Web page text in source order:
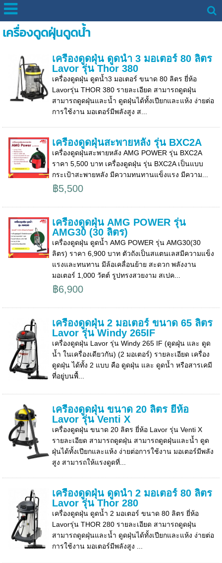
เครื่องดูดฝุ่นดูดน้ำ
เครื่องดูดฝุ่น ดูดน้ำ 3 มอเตอร์ 80 ลิตร
Lavor รุ่น Thor 380
เครื่องดูดฝุ่น ดูดน้ำ3 มอเตอร์ ขนาด 80 ลิตร ยี่ห้อ
Lavorรุ่น THOR 380 รายละเอียด สามารถดูดฝุ่น
สามารถดูดฝุ่นและน้ำ ดูดฝุ่นได้ทั้งเปียกและแห้ง ง่ายต่อ
การใช้งาน มอเตอร์มีพลังสูง ส...
เครื่องดูดฝุ่นสะพายหลัง รุ่น BXC2A
เครื่องดูดฝุ่นสะพายหลัง AMG POWER รุ่น BXC2A
ราคา 5,500 บาท เครื่องดูดฝุ่น รุ่น BXC2A เป็นแบบ
กระเป้าสะพายหลัง มีความทนทานแข็งแรง มีความ...
฿5,500
เครื่องดูดฝุ่น AMG POWER รุ่น
AMG30 (30 ลิตร)
เครื่องดูดฝุ่น ดูดน้ำ AMG POWER รุ่น AMG30(30
ลิตร) ราคา 6,900 บาท ตัวถังเป็นสแตนเลสมีความแข็ง
แรงและทนทาน มีล้อเคลื่อนย้าย สะดวก พลังงาน
มอเตอร์ 1,000 วัตต์ รูปทรงสวยงาม สเปค...
฿6,900
เครื่องดูดฝุ่น 2 มอเตอร์ ขนาด 65 ลิตร
Lavor รุ่น Windy 265IF
เครื่องดูดฝุ่น Lavor รุ่น Windy 265 IF (ดูดฝุุ่น และ ดูด
น้ำ ในเครื่องเดียวกัน) (2 มอเตอร์) รายละเอียด เครื่อง
ดูดฝุ่น ได้ทั้ง 2 แบบ คือ ดูดฝุ่น และ ดูดน้ำ หรือสารเคมี
ที่อยู่บนพื้...
เครื่องดูดฝุ่น ขนาด 20 ลิตร ยี่ห้อ
Lavor รุ่น Venti X
เครื่องดูดฝุ่น ขนาด 20 ลิตร ยี่ห้อ Lavor รุ่น Venti X
รายละเอียด สามารถดูดฝุ่น สามารถดูดฝุ่นและน้ำ ดูด
ฝุ่นได้ทั้งเปียกและแห้ง ง่ายต่อการใช้งาน มอเตอร์มีพลัง
สูง สามารถให้แรงดูดที่...
เครื่องดูดฝุ่น ดูดน้ำ 2 มอเตอร์ 80 ลิตร
Lavor รุ่น Thor 280
เครื่องดูดฝุ่น ดูดน้ำ 2 มอเตอร์ ขนาด 80 ลิตร ยี่ห้อ
Lavorรุ่น THOR 280 รายละเอียด สามารถดูดฝุ่น
สามารถดูดฝุ่นและน้ำ ดูดฝุ่นได้ทั้งเปียกและแห้ง ง่ายต่อ
การใช้งาน มอเตอร์มีพลังสูง ...